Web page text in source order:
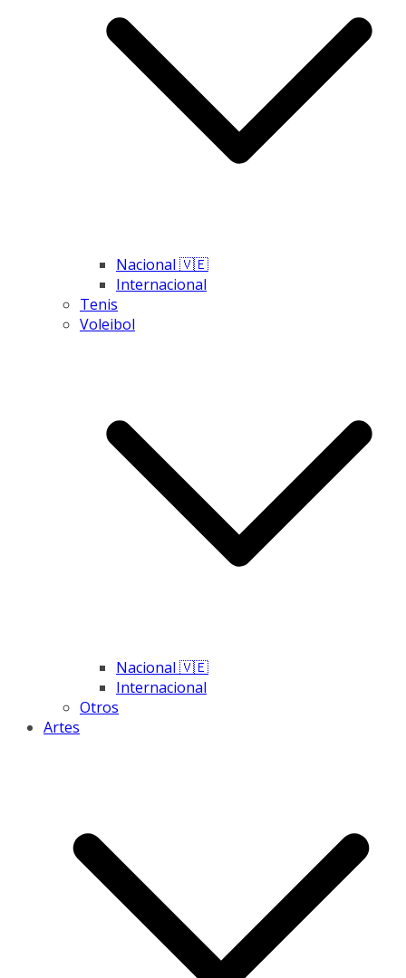
Nacional 🇻🇪
Internacional
Tenis
Voleibol
Nacional 🇻🇪
Internacional
Otros
Artes